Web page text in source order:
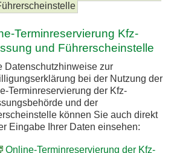
Terminreservierung Kfz-
und Führerscheinstelle
Datenschutzhinweise zur
bei der Nutzung der
Terminreservierung der Kfz-
und der
können Sie auch direkt
Eingabe Ihrer Daten einsehen:
Online-Terminreservierung der Kfz-